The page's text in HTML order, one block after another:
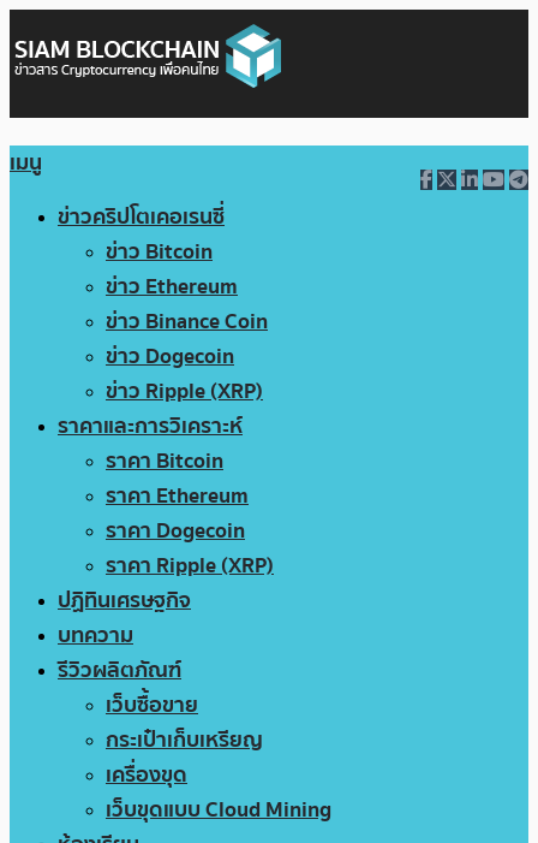
เมนู
ข่าวคริปโตเคอเรนซี่
ข่าว Bitcoin
ข่าว Ethereum
ข่าว Binance Coin
ข่าว Dogecoin
ข่าว Ripple (XRP)
ราคาและการวิเคราะห์
ราคา Bitcoin
ราคา Ethereum
ราคา Dogecoin
ราคา Ripple (XRP)
ปฏิทินเศรษฐกิจ
บทความ
รีวิวผลิตภัณฑ์
เว็บซื้อขาย
กระเป๋าเก็บเหรียญ
เครื่องขุด
เว็บขุดแบบ Cloud Mining